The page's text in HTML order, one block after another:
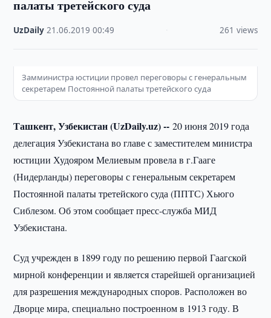
палаты третейского суда
UzDaily ·21.06.2019 ·00:49 261 views
Замминистра юстиции провел переговоры с генеральным
секретарем Постоянной палаты третейского суда
Ташкент, Узбекистан (UzDaily.uz) --20 июня 2019 года
делегация Узбекистана во главе с заместителем министра
юстиции Худояром Мелиевым провела в г.Гааге
(Нидерланды) переговоры с генеральным секретарем
Постоянной палаты третейского суда (ППТС) Хьюго
Сиблезом. Об этом сообщает пресс-служба МИД
Узбекистана.
Суд учрежден в 1899 году по решению первой Гаагской
мирной конференции и является старейшей организацией
для разрешения международных споров. Расположен во
Дворце мира, специально построенном в 1913 году. В